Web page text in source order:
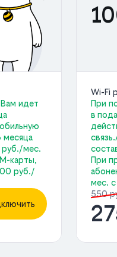
идет
месяца
руб./мес.
карты,
руб./
Wi-Fi
При
в
При
мес.
550